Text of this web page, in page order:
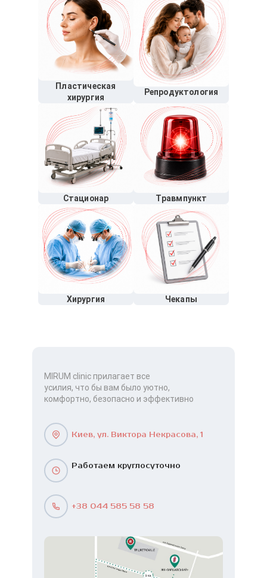
Пластическая
хирургия
Репродуктология
Стационар Травмпункт
Хирургия Чекапы
MIRUM clinic прилагает все
усилия, что бы вам было уютно,
комфортно, безопасно и эффективно
Киев, ул. Виктора Некрасова, 1
Работаем круглосуточно
+38 044 585 58 58